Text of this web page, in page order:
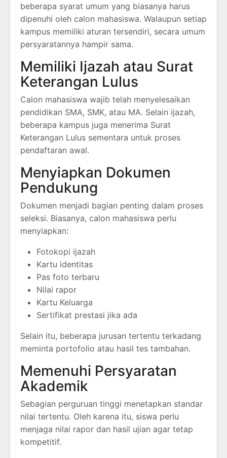
beberapa syarat umum yang biasanya harus
dipenuhi oleh calon mahasiswa. Walaupun setiap
kampus memiliki aturan tersendiri, secara umum
persyaratannya hampir sama.
Memiliki Ijazah atau Surat
Keterangan Lulus
Calon mahasiswa wajib telah menyelesaikan
pendidikan SMA, SMK, atau MA. Selain ijazah,
beberapa kampus juga menerima Surat
Keterangan Lulus sementara untuk proses
pendaftaran awal.
Menyiapkan Dokumen
Pendukung
Dokumen menjadi bagian penting dalam proses
seleksi. Biasanya, calon mahasiswa perlu
menyiapkan:
Fotokopi ijazah
Kartu identitas
Pas foto terbaru
Nilai rapor
Kartu Keluarga
Sertifikat prestasi jika ada
Selain itu, beberapa jurusan tertentu terkadang
meminta portofolio atau hasil tes tambahan.
Memenuhi Persyaratan
Akademik
Sebagian perguruan tinggi menetapkan standar
nilai tertentu. Oleh karena itu, siswa perlu
menjaga nilai rapor dan hasil ujian agar tetap
kompetitif.